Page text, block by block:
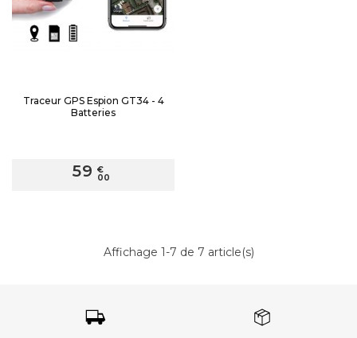
Traceur GPS Espion GT34 - 4
Batteries
59 €
00
Affichage 1-7 de 7 article(s)